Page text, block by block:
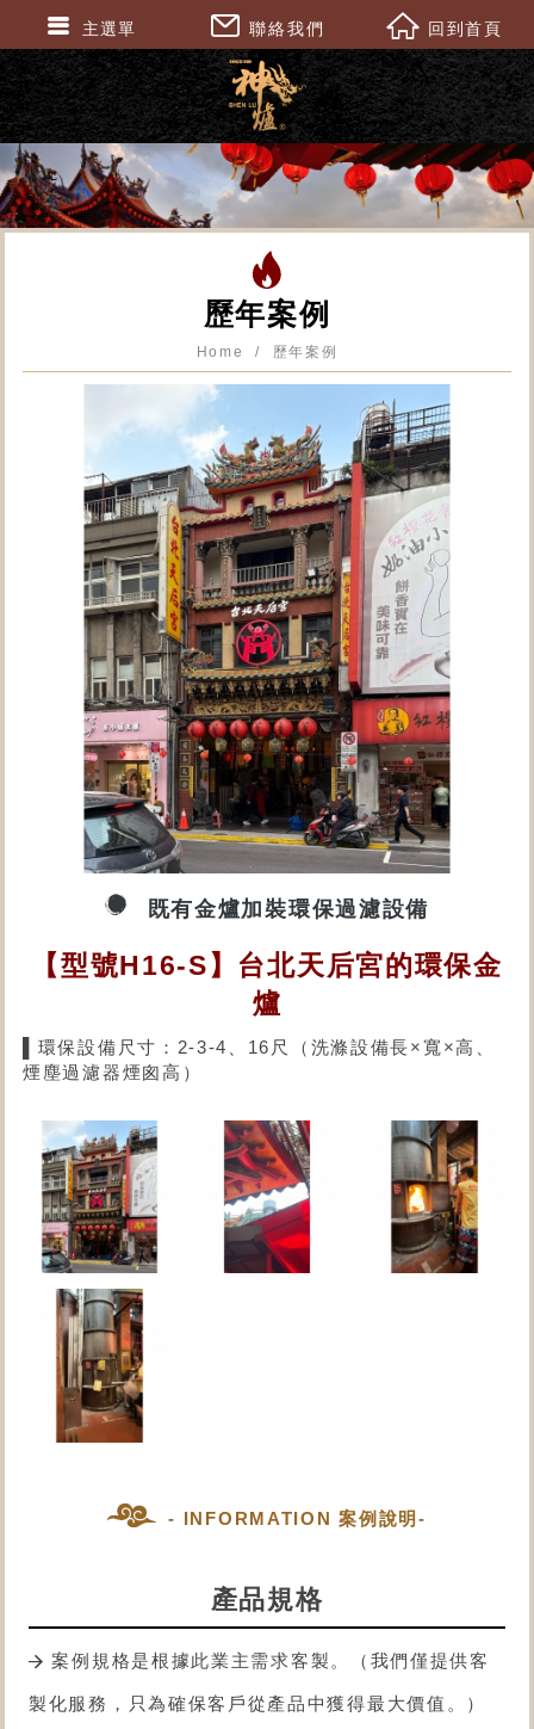
歷年案例
Home 歷年案例
既有金爐加裝環保過濾設備
【型號H16-S】台北天后宮的環保金
爐
▌環保設備尺寸：2-3-4、16尺（洗滌設備長×寬×高、
煙塵過濾器煙囪高）
- INFORMATION 案例說明-
產品規格
案例規格是根據此業主需求客製。（我們僅提供客
製化服務，只為確保客戶從產品中獲得最大價值。）
主選單 聯絡我們 回到首頁